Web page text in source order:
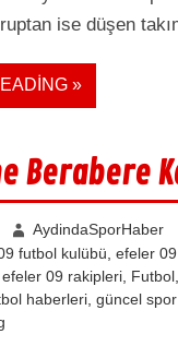
ise düşen
»
Berabere
AydindaSporHaber
futbol kulübü ,efeler
,efeler 09 rakipleri Futbol
haberleri ,güncel